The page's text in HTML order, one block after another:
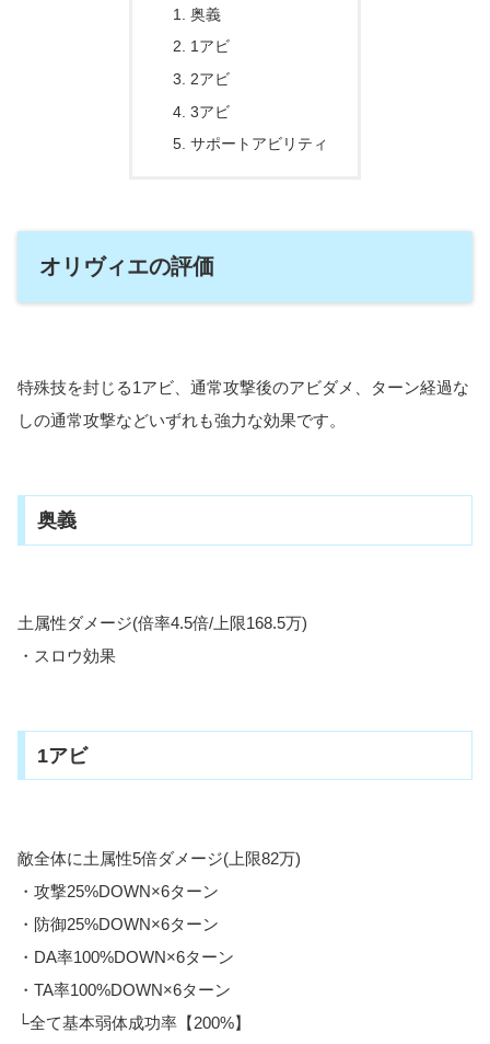
奥義
1アビ
2アビ
3アビ
サポートアビリティ
オリヴィエの評価
特殊技を封じる1アビ、通常攻撃後のアビダメ、ターン経過な
しの通常攻撃などいずれも強力な効果です。
奥義
土属性ダメージ(倍率4.5倍/上限168.5万)
・スロウ効果
1アビ
敵全体に土属性5倍ダメージ(上限82万)
・攻撃25%DOWN×6ターン
・防御25%DOWN×6ターン
・DA率100%DOWN×6ターン
・TA率100%DOWN×6ターン
└全て基本弱体成功率【200%】